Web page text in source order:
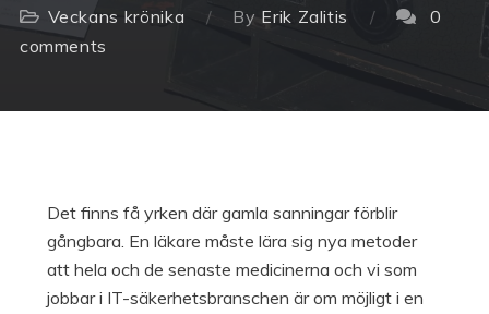
Veckans krönika By Erik Zalitis
0
comments
Det finns få yrken där gamla sanningar förblir
gångbara. En läkare måste lära sig nya metoder
att hela och de senaste medicinerna och vi som
jobbar i IT-säkerhetsbranschen är om möjligt i en